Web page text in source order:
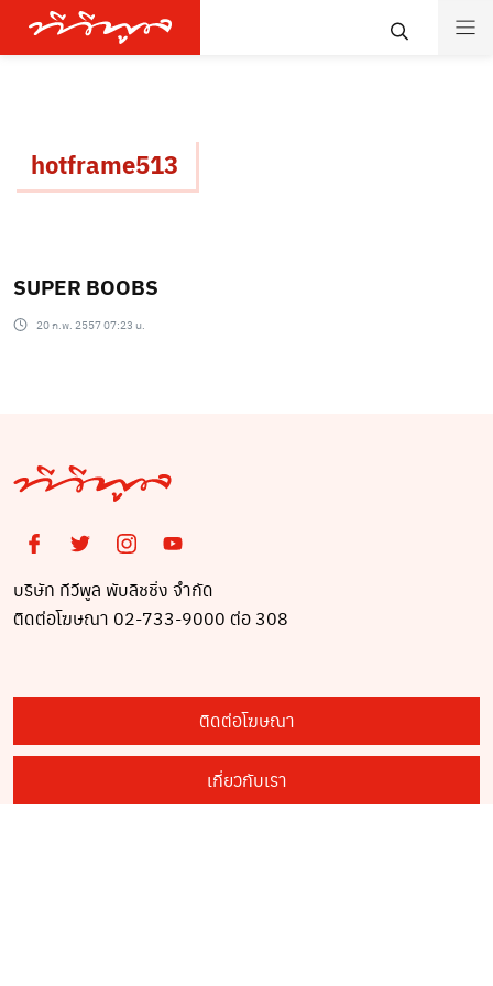
hotframe513
SUPER BOOBS
20 ก.พ. 2557 07:23 น.
บริษัท ทีวีพูล พับลิชชิ่ง จำกัด
ติดต่อโฆษณา 02-733-9000 ต่อ 308
ติดต่อโฆษณา
เกี่ยวกับเรา